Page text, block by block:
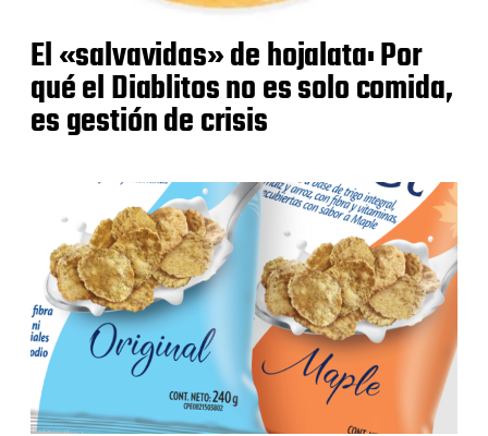
El «salvavidas» de hojalata: Por
qué el Diablitos no es solo comida,
es gestión de crisis